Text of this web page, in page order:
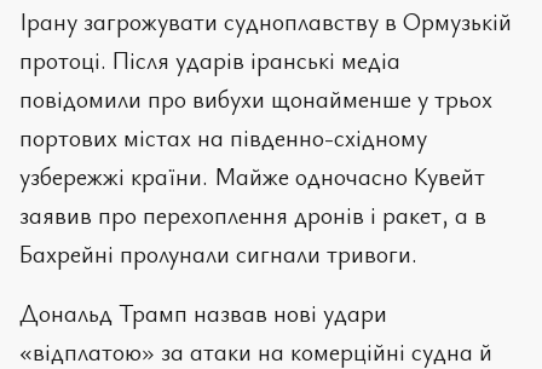
Ірану загрожувати судноплавству в Ормузькій
протоці. Після ударів іранські медіа
повідомили про вибухи щонайменше у трьох
портових містах на південно-східному
узбережжі країни. Майже одночасно Кувейт
заявив про перехоплення дронів і ракет, а в
Бахрейні пролунали сигнали тривоги.
Дональд Трамп назвав нові удари
«відплатою» за атаки на комерційні судна й